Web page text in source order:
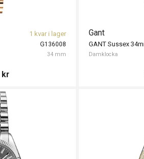
G136008
34 mm
1 kvar i lager
kr
Gant
Damklocka
GANT Sussex